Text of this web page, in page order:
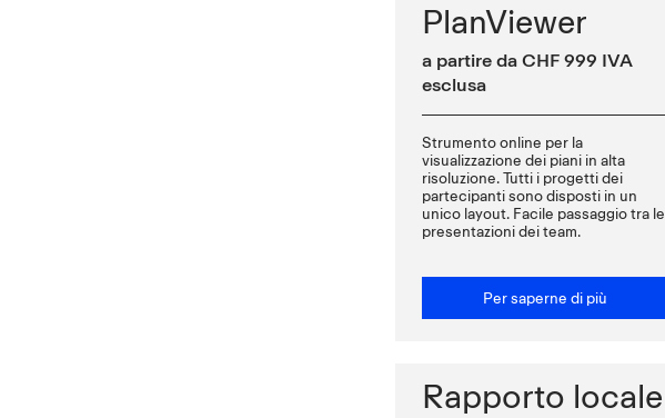
PlanViewer
a partire da CHF 999 IVA
esclusa
Strumento online per la
visualizzazione dei piani in alta
risoluzione. Tutti i progetti dei
partecipanti sono disposti in un
unico layout. Facile passaggio tra le
presentazioni dei team.
Per saperne di più
Rapporto locale